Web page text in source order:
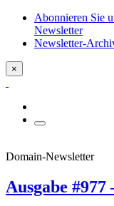
Abonnieren Sie
Newsletter
Newsletter-
×
Domain-Newsletter
Ausgabe #977